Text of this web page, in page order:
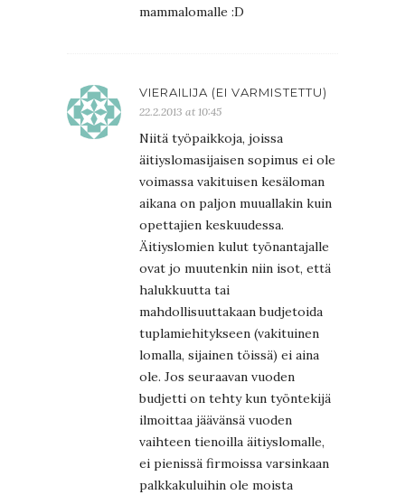
mammalomalle :D
VIERAILIJA (EI VARMISTETTU)
22.2.2013 at 10:45
Niitä työpaikkoja, joissa
äitiyslomasijaisen sopimus ei ole
voimassa vakituisen kesäloman
aikana on paljon muuallakin kuin
opettajien keskuudessa.
Äitiyslomien kulut työnantajalle
ovat jo muutenkin niin isot, että
halukkuutta tai
mahdollisuuttakaan budjetoida
tuplamiehitykseen (vakituinen
lomalla, sijainen töissä) ei aina
ole. Jos seuraavan vuoden
budjetti on tehty kun työntekijä
ilmoittaa jäävänsä vuoden
vaihteen tienoilla äitiyslomalle,
ei pienissä firmoissa varsinkaan
palkkakuluihin ole moista